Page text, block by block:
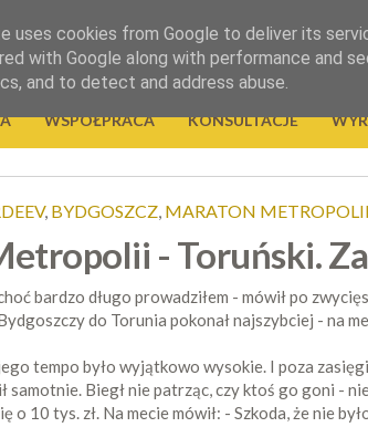
.
WSPÓŁPRACA KONSULTACJE
, BYDGOSZCZ, MARATON METROPOLII
- Toruński.
bardzo długo prowadziłem - mówił po
do Torunia pokonał najszybciej - na
tempo było wyjątkowo wysokie. I poza
samotnie. Biegł nie patrząc, czy ktoś go goni -
o 10 tys. zł. Na mecie mówił: - Szkoda, że nie
uses cookies from Google to deliver its
with Google along with performance and
and to detect and address abuse.